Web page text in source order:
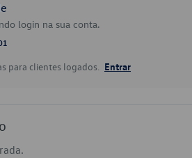
login na sua conta.
para clientes logados. Entrar